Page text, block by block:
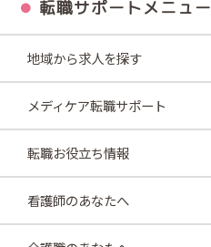
転職サポートメニュー
地域から求人を探す
メディケア転職サポート
転職お役立ち情報
看護師のあなたへ